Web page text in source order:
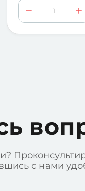
с нами